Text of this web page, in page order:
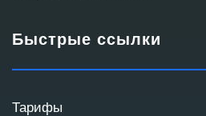
Быстрые ссылки
Тарифы